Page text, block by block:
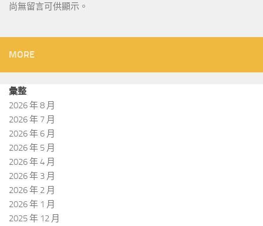
尚無留言可供顯示。
MORE
彙整
2026 年 8 月
2026 年 7 月
2026 年 6 月
2026 年 5 月
2026 年 4 月
2026 年 3 月
2026 年 2 月
2026 年 1 月
2025 年 12 月